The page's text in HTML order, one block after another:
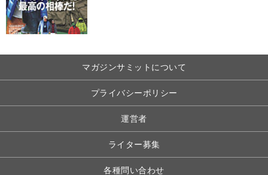
マガジンサミットについて
プライバシーポリシー
運営者
ライター募集
各種問い合わせ